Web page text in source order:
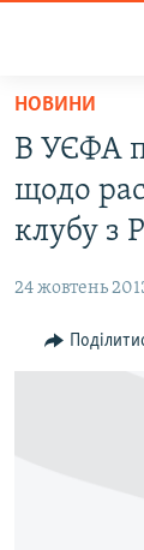
Перейти
основного
матеріалу
Перейти
до
основної
Перейти
до
ВІДЕО ТА
БЛОГИ
ПОГЛЯД
НОВИНИ
В УЄФА
щодо
клубу з
24 жовтень